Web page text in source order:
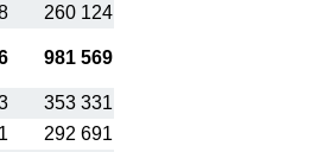
260 124
981 569
353 331
292 691